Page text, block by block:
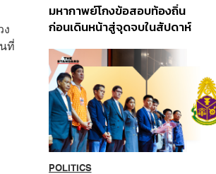
ที่
มหากาพย์โกงข้อสอบท้องถิ่น
ก่อนเดินหน้าสู่จุดจบในสัปดาห์
POLITICS